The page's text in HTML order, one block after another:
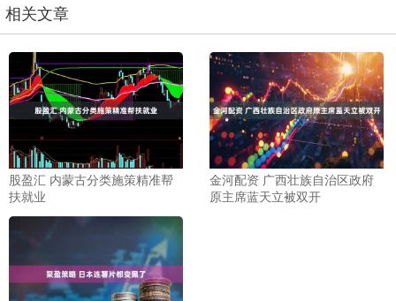
相关文章
股盈汇 内蒙古分类施策精准帮
扶就业
金河配资 广西壮族自治区政府
原主席蓝天立被双开